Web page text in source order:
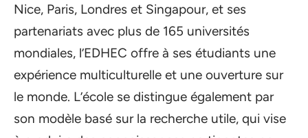
Nice, Paris, Londres et Singapour, et ses
partenariats avec plus de 165 universités
mondiales, l’EDHEC offre à ses étudiants une
expérience multiculturelle et une ouverture sur
le monde. L’école se distingue également par
son modèle basé sur la recherche utile, qui vise